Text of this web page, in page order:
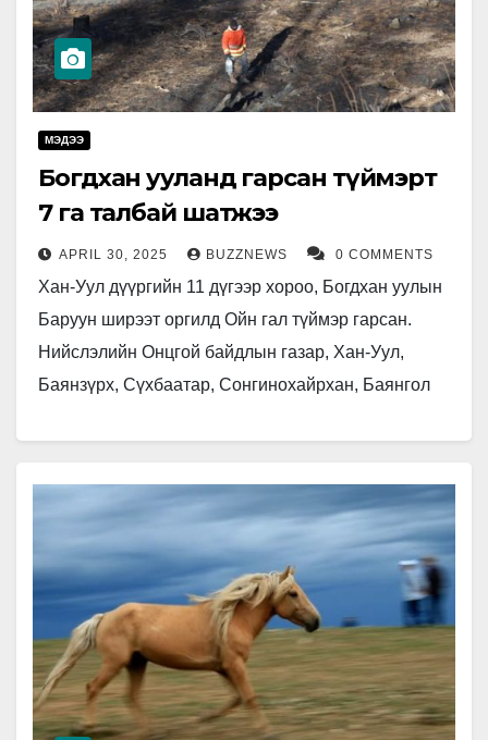
МЭДЭЭ
Богдхан ууланд гарсан түймэрт
7 га талбай шатжээ
APRIL 30, 2025 BUZZNEWS 0 COMMENTS
Хан-Уул дүүргийн 11 дүгээр хороо, Богдхан уулын
Баруун ширээт оргилд Ойн гал түймэр гарсан.
Нийслэлийн Онцгой байдлын газар, Хан-Уул,
Баянзүрх, Сүхбаатар, Сонгинохайрхан, Баянгол